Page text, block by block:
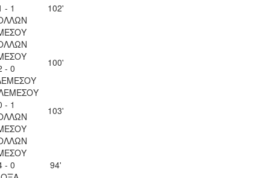
- 1
102'
- 0
100'
- 1
103'
- 0
94'